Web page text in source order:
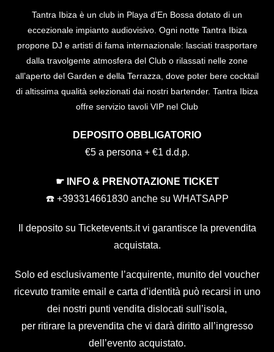
Tantra Ibiza è un club in Playa d’En Bossa dotato di un
eccezionale impianto audiovisivo. Ogni notte Tantra Ibiza
propone DJ e artisti di fama internazionale: lasciati trasportare
dalla travolgente atmosfera del Club o rilassati nelle zone
all’aperto del Garden e della Terrazza, dove poter bere cocktail
di altissima qualità selezionati dai nostri bartender. Tantra Ibiza
offre servizio tavoli VIP nel Club
DEPOSITO OBBLIGATORIO
€5 a persona + €1 d.d.p.
☛ INFO & PRENOTAZIONE TICKET
☎️ +393314661830 anche su WHATSAPP
Il deposito su Ticketevents.itvi garantisce la prevendita
acquistata.
Solo ed esclusivamente l’acquirente, munito del voucher
ricevuto tramite email e carta d’identità può recarsi in uno
dei nostri punti vendita dislocati sull’isola,
per ritirare la prevendita che vi darà diritto all’ingresso
dell’evento acquistato.